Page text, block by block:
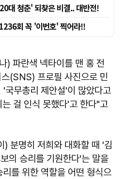
) 파란색 넥타이를 맨 홍 전
(SNS) 프로필 사진으로 민
국무총리 제안설'이 많았다고
걸 인식 못했다'고 한다"고
) 분명히 저희와 대화할 때 '김
의 승리를 기원한다'는 말을
를 위한 역할을 어떤 형식으